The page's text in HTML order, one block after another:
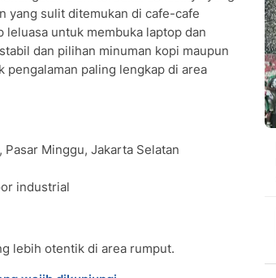
yang sulit ditemukan di cafe-cafe
leluasa untuk membuka laptop dan
dan pilihan minuman kopi maupun
pengalaman paling lengkap di area
Minggu, Jakarta Selatan
industrial
lebih otentik di area rumput.